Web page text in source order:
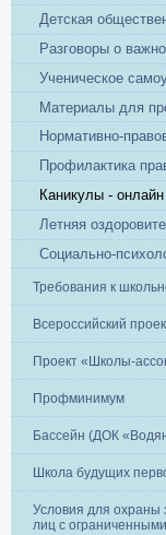
Детская
Разговоры о
Ученическое
Материалы для
Нормативно-
Профилактика
Каникулы - онлайн
Летняя
Социально-
Требования к
Всероссийский
Проект «Школы-
Профминимум
Бассейн (ДОК
Школа будущих
Условия для охраны
лиц с